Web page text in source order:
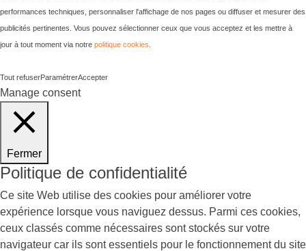
performances techniques, personnaliser l'affichage de nos pages ou diffuser et mesurer des
publicités pertinentes. Vous pouvez sélectionner ceux que vous acceptez et les mettre à
jour à tout moment via notre politique cookies
Tout refuserParamétrerAccepter
Manage consent
Fermer
Politique de confidentialité
Ce site Web utilise des cookies pour améliorer votre
expérience lorsque vous naviguez dessus. Parmi ces cookies,
ceux classés comme nécessaires sont stockés sur votre
navigateur car ils sont essentiels pour le fonctionnement du site